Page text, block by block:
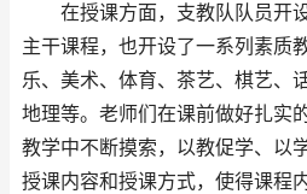
在授课方面，支教队队员开
主干课程，也开设了一系列素质
乐、美术、体育、茶艺、棋艺、
地理等。老师们在课前做好扎实
教学中不断摸索，以教促学、以
授课内容和授课方式，使得课程